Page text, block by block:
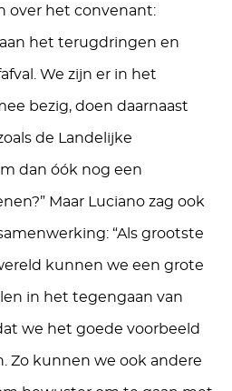
over het convenant:
aan het terugdringen en
We zijn er in het
bezig, doen daarnaast
de Landelijke
dan óók nog een
Maar Luciano zag ook
“Als grootste
kunnen we een grote
in het tegengaan van
we het goede voorbeeld
Zo kunnen we ook andere